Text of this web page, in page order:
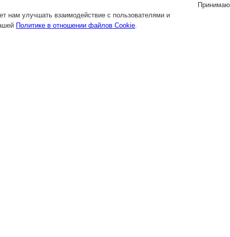
нам улучшать взаимодействие с пользователями и
Политике в отношении файлов Cookie.
Принимаю